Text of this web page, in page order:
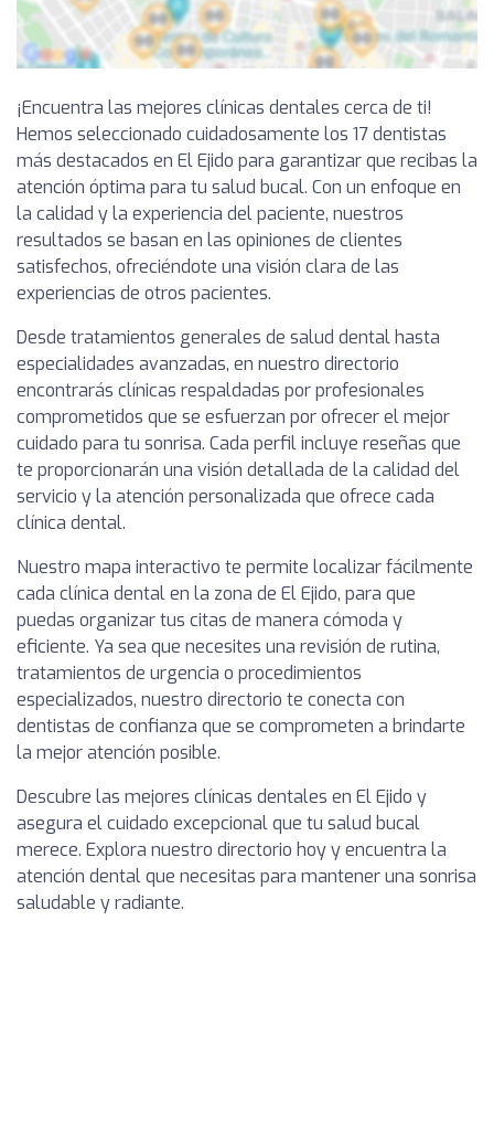
¡Encuentra las mejores clínicas dentales cerca de ti!
Hemos seleccionado cuidadosamente los 17 dentistas
más destacados en El Ejido para garantizar que recibas la
atención óptima para tu salud bucal. Con un enfoque en
la calidad y la experiencia del paciente, nuestros
resultados se basan en las opiniones de clientes
satisfechos, ofreciéndote una visión clara de las
experiencias de otros pacientes.
Desde tratamientos generales de salud dental hasta
especialidades avanzadas, en nuestro directorio
encontrarás clínicas respaldadas por profesionales
comprometidos que se esfuerzan por ofrecer el mejor
cuidado para tu sonrisa. Cada perfil incluye reseñas que
te proporcionarán una visión detallada de la calidad del
servicio y la atención personalizada que ofrece cada
clínica dental.
Nuestro mapa interactivo te permite localizar fácilmente
cada clínica dental en la zona de El Ejido, para que
puedas organizar tus citas de manera cómoda y
eficiente. Ya sea que necesites una revisión de rutina,
tratamientos de urgencia o procedimientos
especializados, nuestro directorio te conecta con
dentistas de confianza que se comprometen a brindarte
la mejor atención posible.
Descubre las mejores clínicas dentales en El Ejido y
asegura el cuidado excepcional que tu salud bucal
merece. Explora nuestro directorio hoy y encuentra la
atención dental que necesitas para mantener una sonrisa
saludable y radiante.